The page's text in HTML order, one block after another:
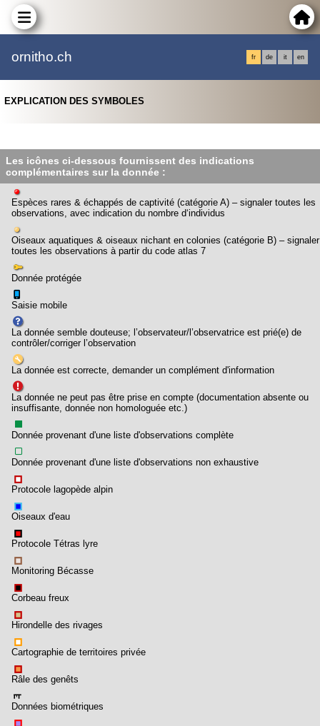
ornitho.ch fr de it en
EXPLICATION DES SYMBOLES
Les icônes ci-dessous fournissent des indications
complémentaires sur la donnée :
Espèces rares & échappés de captivité (catégorie A) – signaler toutes les
observations, avec indication du nombre d‘individus
Oiseaux aquatiques & oiseaux nichant en colonies (catégorie B) – signaler
toutes les observations à partir du code atlas 7
Donnée protégée
Saisie mobile
La donnée semble douteuse; l’observateur/l’observatrice est prié(e) de
contrôler/corriger l’observation
La donnée est correcte, demander un complément d'information
La donnée ne peut pas être prise en compte (documentation absente ou
insuffisante, donnée non homologuée etc.)
Donnée provenant d'une liste d'observations complète
Donnée provenant d'une liste d'observations non exhaustive
Protocole lagopède alpin
Oiseaux d'eau
Protocole Tétras lyre
Monitoring Bécasse
Corbeau freux
Hirondelle des rivages
Cartographie de territoires privée
Râle des genêts
Données biométriques